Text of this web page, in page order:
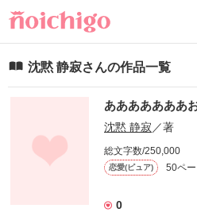
沈黙 静寂さんの作品一覧
あああああああ
沈黙 静寂 ／著
総文字数/250,000
恋愛(ピュア) 50ペ
0